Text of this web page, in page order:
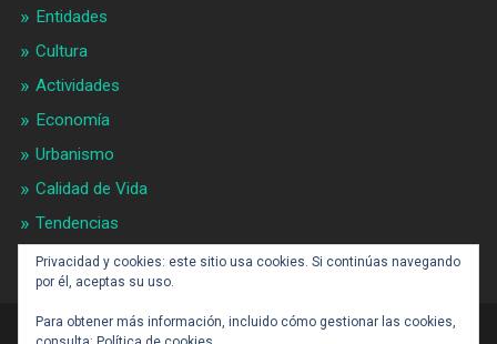
Entidades
Cultura
Actividades
Economía
Urbanismo
Calidad de Vida
Tendencias
Gran BCN
Privacidad y cookies: este sitio usa cookies. Si continúas navegando
por él, aceptas su uso.
Para obtener más información, incluido cómo gestionar las cookies,